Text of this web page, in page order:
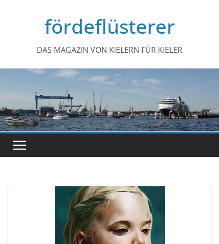
fördeflüsterer
DAS MAGAZIN VON KIELERN FÜR KIELER